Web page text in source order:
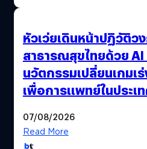
หัวเว่ยเดินหน้าปฏิวัติว
สาธารณสุขไทยด้วย AI
นวัตกรรมเปลี่ยนเกมเ
เพื่อการแพทย์ในประเ
07/08/2026
Read More